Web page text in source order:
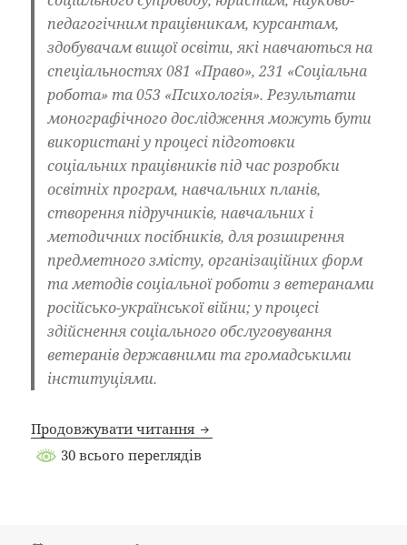
педагогічним працівникам, курсантам,
здобувачам вищої освіти, які навчаються на
спеціальностях 081 «Право», 231 «Соціальна
робота» та 053 «Психологія». Результати
монографічного дослідження можуть бути
використані у процесі підготовки
соціальних працівників під час розробки
освітніх програм, навчальних планів,
створення підручників, навчальних і
методичних посібників, для розширення
предметного змісту, організаційних форм
та методів соціальної роботи з ветеранами
російсько-української війни; у процесі
здійснення соціального обслуговування
ветеранів державними та громадськими
інституціями.
Продовжувати читання
30 всього переглядів